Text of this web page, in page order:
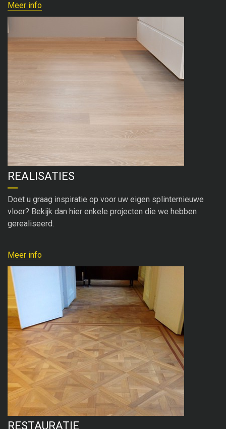
Meer info
REALISATIES
Doet u graag inspiratie op voor uw eigen splinternieuwe
vloer? Bekijk dan hier enkele projecten die we hebben
gerealiseerd.
Meer info
RESTAURATIE